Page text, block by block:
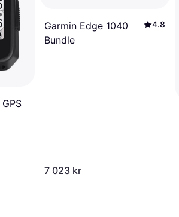
Garmin Edge 1040
Bundle
4.8
7 023 kr